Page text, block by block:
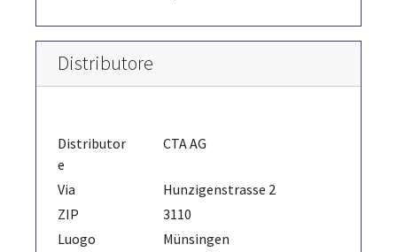
Distributore
Distributor
e
CTA AG
Via
Hunzigenstrasse 2
ZIP
3110
Luogo
Münsingen